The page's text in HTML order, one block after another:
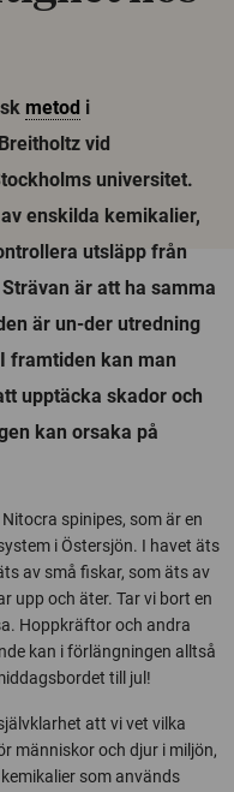
metod i
vid
universitet.
enskilda kemikalier,
utsläpp från
är att ha samma
är un-der utredning
framtiden kan man
upptäcka skador och
kan orsaka på
spinipes, som är en
i Östersjön. I havet äts
av små fiskar, som äts av
upp och äter. Tar vi bort en
Hoppkräftor och andra
kan i förlängningen alltså
till jul!
att vi vet vilka
människor och djur i miljön,
som används